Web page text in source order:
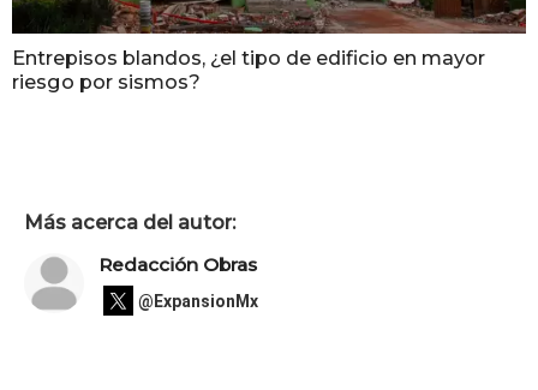
Entrepisos blandos, ¿el tipo de edificio en mayor
riesgo por sismos?
Más acerca del autor:
Redacción Obras
@ExpansionMx